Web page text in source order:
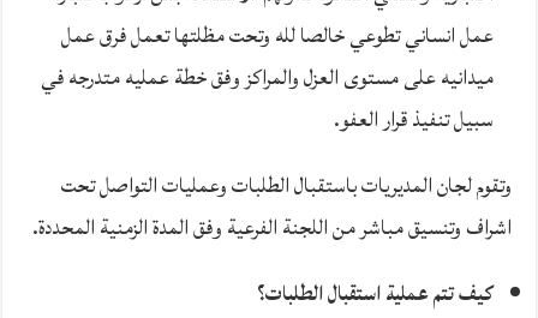
عمل انساني تطوعي خالصا لله وتحت مظلتها تعمل فرق عمل
ميدانيه على مستوى العزل والمراكز وفق خطة عمليه متدرجه في
سبيل تنفيذ قرار العفو.
وتقوم لجان المديريات باستقبال الطلبات وعمليات التواصل تحت
اشراف وتنسيق مباشر من اللجنة الفرعية وفق المدة الزمنية المحددة.
كيف تتم عملية استقبال الطلبات؟